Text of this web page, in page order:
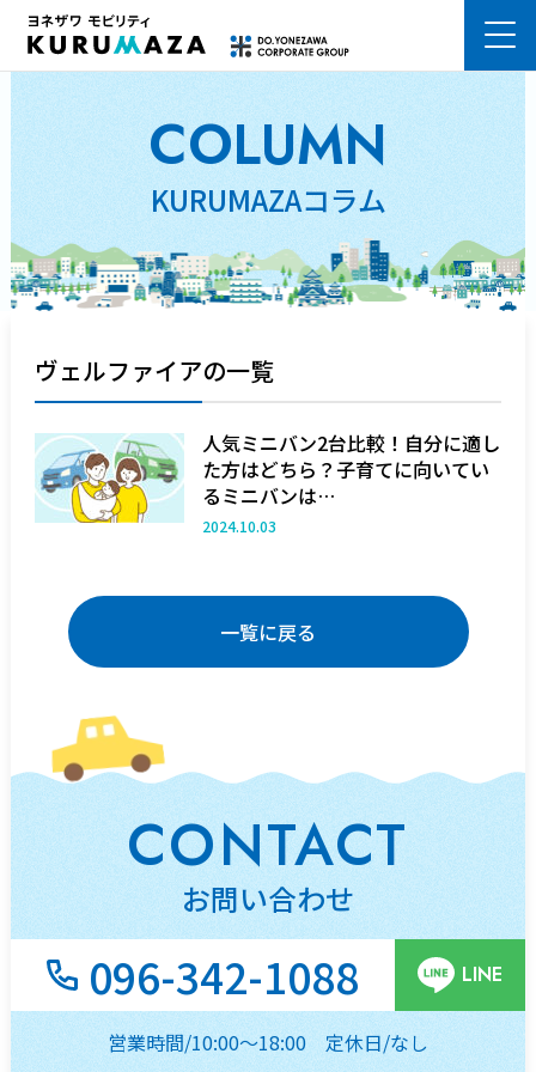
熊本市の車検はKURUMAZA ヨネザワモビリティ株式会社
KURUMAZAコラム
COLUMN
ヴェルファイアの一覧
人気ミニバン2台比較！自分に適し
た方はどちら？子育てに向いてい
るミニバンは…
2024.10.03
一覧に戻る
CONTACT
お問い合わせ
096-342-1088 LINE
営業時間/10:00～18:00定休日/なし